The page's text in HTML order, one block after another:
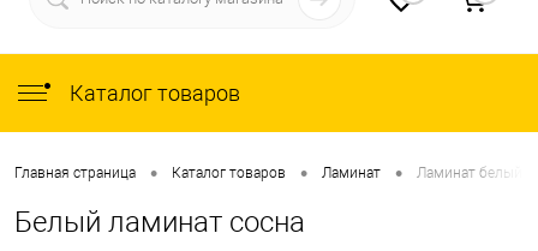
Каталог товаров
Главная страница • Каталог товаров • Ламинат • Ламинат белый
Белый ламинат сосна